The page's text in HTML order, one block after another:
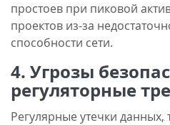
простоев при пиковой
проектов из-за
способности сети.
4. Угрозы
регуляторные
Регулярные утечки